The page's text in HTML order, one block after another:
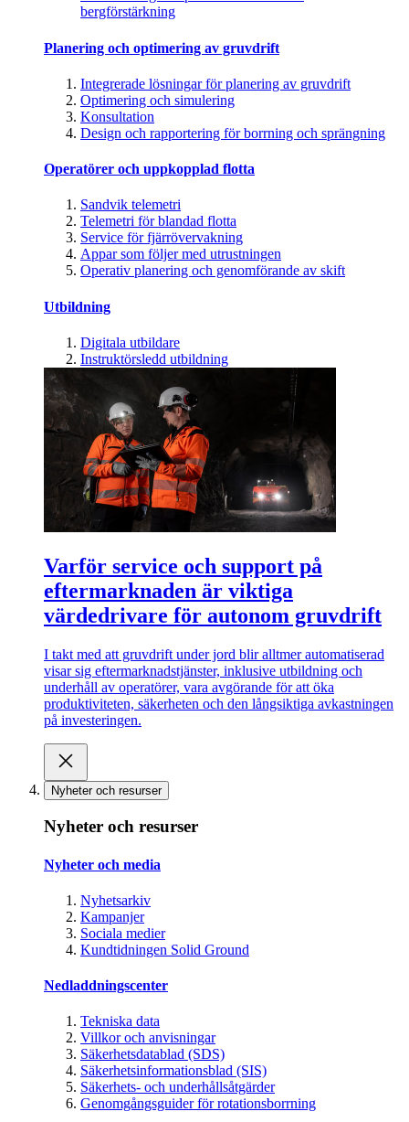
bergförstärkning
Planering och optimering av gruvdrift
Integrerade lösningar för planering av gruvdrift
Optimering och simulering
Konsultation
Design och rapportering för borrning och sprängning
Operatörer och uppkopplad flotta
Sandvik telemetri
Telemetri för blandad flotta
Service för fjärrövervakning
Appar som följer med utrustningen
Operativ planering och genomförande av skift
Utbildning
Digitala utbildare
Instruktörsledd utbildning
Varför service och support på
eftermarknaden är viktiga
värdedrivare för autonom gruvdrift
I takt med att gruvdrift under jord blir alltmer automatiserad
visar sig eftermarknadstjänster, inklusive utbildning och
underhåll av operatörer, vara avgörande för att öka
produktiviteten, säkerheten och den långsiktiga avkastningen
på investeringen.
Nyheter och resurser
Nyheter och resurser
Nyheter och media
Nyhetsarkiv
Kampanjer
Sociala medier
Kundtidningen Solid Ground
Nedladdningscenter
Tekniska data
Villkor och anvisningar
Säkerhetsdatablad (SDS)
Säkerhetsinformationsblad (SIS)
Säkerhets- och underhållsåtgärder
Genomgångsguider för rotationsborrning